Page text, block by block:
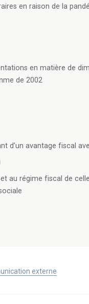
en raison de la
en matière de
de 2002
d’un avantage fiscal
au régime fiscal de
externe